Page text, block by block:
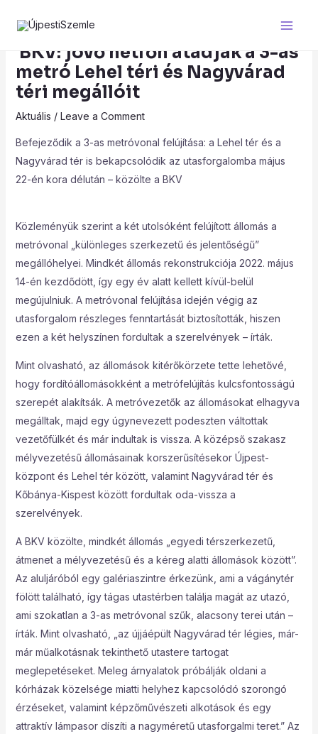
BKV: jövő hétfőn átadják a 3-as
metró Lehel téri és Nagyvárad
téri megállóit
Aktuális / Leave a Comment
Befejeződik a 3-as metróvonal felújítása: a Lehel tér és a
Nagyvárad tér is bekapcsolódik az utasforgalomba május
22-én kora délután – közölte a BKV
Közleményük szerint a két utolsóként felújított állomás a
metróvonal „különleges szerkezetű és jelentőségű”
megállóhelyei. Mindkét állomás rekonstrukciója 2022. május
14-én kezdődött, így egy év alatt kellett kívül-belül
megújulniuk. A metróvonal felújítása idején végig az
utasforgalom részleges fenntartását biztosították, hiszen
ezen a két helyszínen fordultak a szerelvények – írták.
Mint olvasható, az állomások kitérőkörzete tette lehetővé,
hogy fordítóállomásokként a metrófelújítás kulcsfontosságú
szerepét alakítsák. A metróvezetők az állomásokat elhagyva
megálltak, majd egy úgynevezett podeszten váltottak
vezetőfülkét és már indultak is vissza. A középső szakasz
mélyvezetésű állomásainak korszerűsítésekor Újpest-
központ és Lehel tér között, valamint Nagyvárad tér és
Kőbánya-Kispest között fordultak oda-vissza a
szerelvények.
A BKV közölte, mindkét állomás „egyedi térszerkezetű,
átmenet a mélyvezetésű és a kéreg alatti állomások között”.
Az aluljáróból egy galériaszintre érkezünk, ami a vágánytér
fölött található, így tágas utastérben találja magát az utazó,
ami szokatlan a 3-as metróvonal szűk, alacsony terei után –
írták. Mint olvasható, „az újjáépült Nagyvárad tér légies, már-
már műalkotásnak tekinthető utastere tartogat
meglepetéseket. Meleg árnyalatok próbálják oldani a
kórházak közelsége miatti helyhez kapcsolódó szorongó
érzéseket, valamint képzőművészeti alkotások és egy
attraktív lámpasor díszíti a nagyméretű utasforgalmi teret.” Az
navigation